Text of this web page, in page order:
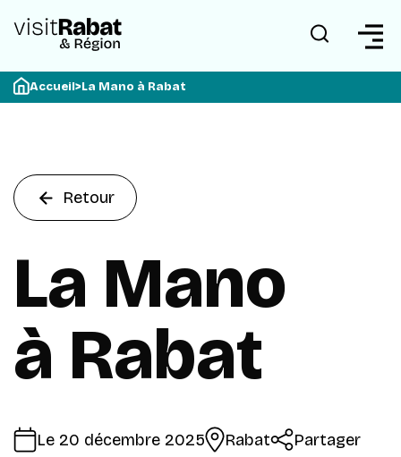
Accueil>La Mano à Rabat
Retour
La Mano
à Rabat
Le 20 décembre 2025 Rabat Partager